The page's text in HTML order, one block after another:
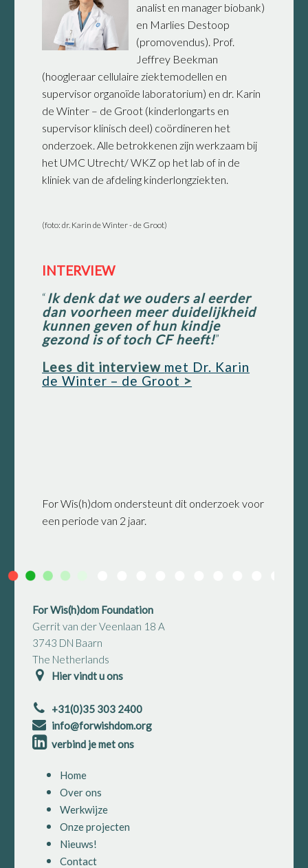
analist en manager biobank)
en Marlies Destoop
(promovendus). Prof.
Jeffrey Beekman
(hoogleraar cellulaire ziektemodellen en
supervisor organoïde laboratorium) en dr. Karin
de Winter – de Groot (kinderlongarts en
supervisor klinisch deel) coördineren het
onderzoek. Alle betrokkenen zijn werkzaam bij
het UMC Utrecht/ WKZ op het lab of in de
kliniek van de afdeling kinderlongziekten.
(foto: dr. Karin de Winter - de Groot)
INTERVIEW
“Ik denk dat we ouders al eerder
dan voorheen meer duidelijkheid
kunnen geven of hun kindje
gezond is of toch CF heeft!”
Lees dit interview met Dr. Karin
de Winter – de Groot >
For Wis(h)dom ondersteunt dit onderzoek voor
een periode van 2 jaar.
For Wis(h)dom Foundation
Gerrit van der Veenlaan 18 A
3743 DN Baarn
The Netherlands
Hier vindt u ons
+31(0)35 303 2400
info@forwishdom.org
verbind je met ons
Home
Over ons
Werkwijze
Onze projecten
Nieuws!
Contact